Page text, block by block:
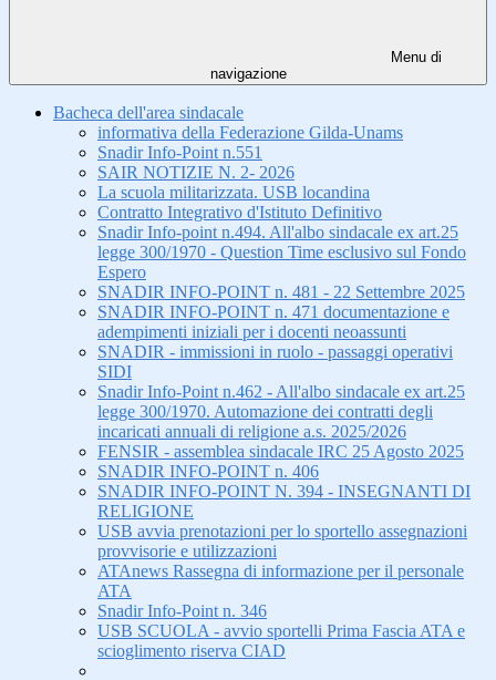
Menu di
navigazione
Bacheca dell'area sindacale
informativa della Federazione Gilda-Unams
Snadir Info-Point n.551
SAIR NOTIZIE N. 2- 2026
La scuola militarizzata. USB locandina
Contratto Integrativo d'Istituto Definitivo
Snadir Info-point n.494. All'albo sindacale ex art.25
legge 300/1970 - Question Time esclusivo sul Fondo
Espero
SNADIR INFO-POINT n. 481 - 22 Settembre 2025
SNADIR INFO-POINT n. 471 documentazione e
adempimenti iniziali per i docenti neoassunti
SNADIR - immissioni in ruolo - passaggi operativi
SIDI
Snadir Info-Point n.462 - All'albo sindacale ex art.25
legge 300/1970. Automazione dei contratti degli
incaricati annuali di religione a.s. 2025/2026
FENSIR - assemblea sindacale IRC 25 Agosto 2025
SNADIR INFO-POINT n. 406
SNADIR INFO-POINT N. 394 - INSEGNANTI DI
RELIGIONE
USB avvia prenotazioni per lo sportello assegnazioni
provvisorie e utilizzazioni
ATAnews Rassegna di informazione per il personale
ATA
Snadir Info-Point n. 346
USB SCUOLA - avvio sportelli Prima Fascia ATA e
scioglimento riserva CIAD